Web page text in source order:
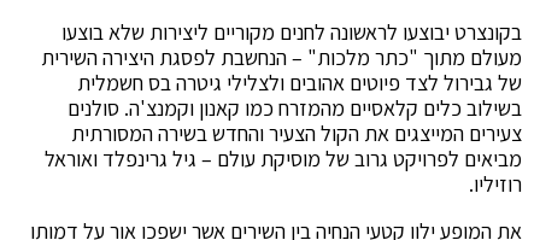
בקונצרט יבוצעו לראשונה לחנים מקוריים ליצירות שלא בוצעו
מעולם מתוך "כתר מלכות" – הנחשבת לפסגת היצירה השירית
של גבירול לצד פיוטים אהובים ולצלילי גיטרה בס חשמלית
בשילוב כלים קלאסיים מהמזרח כמו קאנון וקמנצ'ה. סולנים
צעירים המייצגים את הקול הצעיר והחדש בשירה המסורתית
מביאים לפרויקט גרוב של מוסיקת עולם – גיל גרינפלד ואוראל
רוזיליו.
את המופע ילוו קטעי הנחיה בין השירים אשר ישפכו אור על דמותו